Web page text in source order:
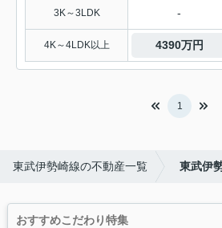
3K～3LDK -
4K～4LDK以上 4390万円
1
東武伊勢崎線の不動産一覧 東武伊
おすすめこだわり特集